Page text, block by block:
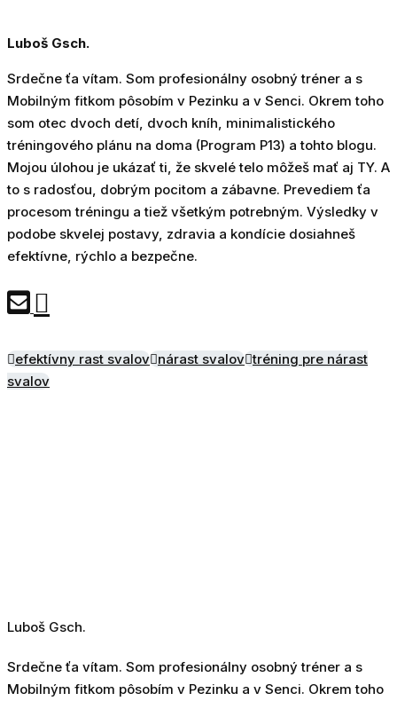
Luboš Gsch.
Srdečne ťa vítam. Som profesionálny osobný tréner a s
Mobilným fitkom pôsobím v Pezinku a v Senci. Okrem toho
som otec dvoch detí, dvoch kníh, minimalistického
tréningového plánu na doma (Program P13) a tohto blogu.
Mojou úlohou je ukázať ti, že skvelé telo môžeš mať aj TY. A
to s radosťou, dobrým pocitom a zábavne. Prevediem ťa
procesom tréningu a tiež všetkým potrebným. Výsledky v
podobe skvelej postavy, zdravia a kondície dosiahneš
efektívne, rýchlo a bezpečne.
efektívny rast svalov nárast svalov tréning pre nárast
svalov
Luboš Gsch.
Srdečne ťa vítam. Som profesionálny osobný tréner a s
Mobilným fitkom pôsobím v Pezinku a v Senci. Okrem toho